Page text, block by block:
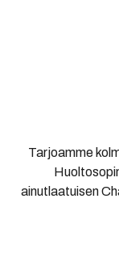
Tarjoamme
ainutlaatuisen